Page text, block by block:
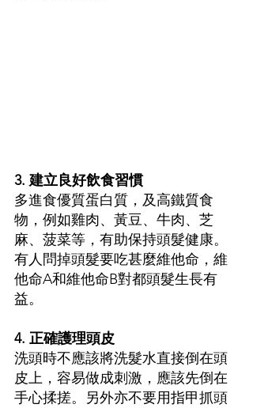
3. 建立良好飲食習慣
多進食優質蛋白質，及高鐵質食
物，例如雞肉、黃豆、牛肉、芝
麻、菠菜等，有助保持頭髮健康。
有人問掉頭髮要吃甚麼維他命，維
他命A和維他命B對都頭髮生長有
益。
4. 正確護理頭皮
洗頭時不應該將洗髮水直接倒在頭
皮上，容易做成刺激，應該先倒在
手心揉搓。另外亦不要用指甲抓頭